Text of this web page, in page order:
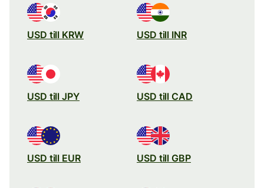
USD till KRW USD till INR
USD till JPY USD till CAD
USD till EUR USD till GBP